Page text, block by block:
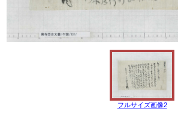
フルサイズ画像2